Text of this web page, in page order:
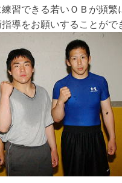
習できる若いＯＢが頻繁
導をお願いすることがで